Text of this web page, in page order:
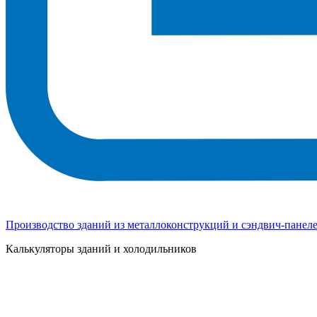
Производство зданий из металлоконструкций и сэндвич-
Калькуляторы зданий и холодильников